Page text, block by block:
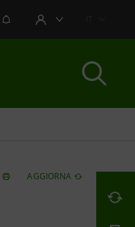
NOTIFICHEAREA UTENTE
AGGIORNA